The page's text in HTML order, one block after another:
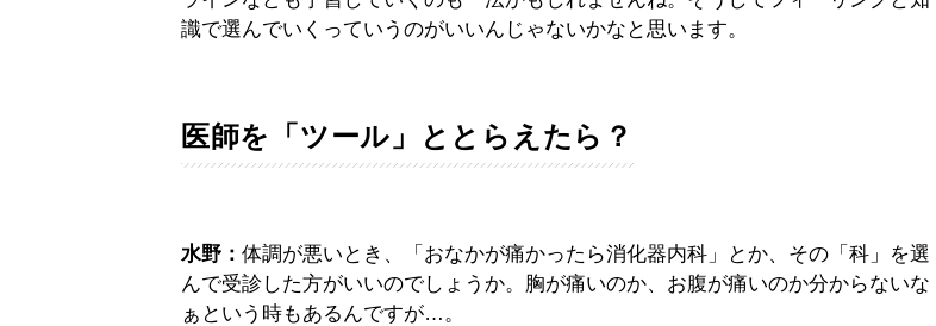
識で選んでいくっていうのがいいんじゃないかなと思います。
医師を「ツール」ととらえたら？
水野： 体調が悪いとき、「おなかが痛かったら消化器内科」とか、その「科」を選
んで受診した方がいいのでしょうか。胸が痛いのか、お腹が痛いのか分からないな
ぁという時もあるんですが…。